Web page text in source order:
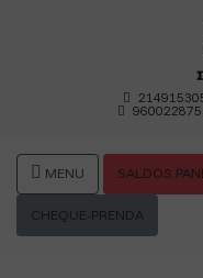
960022875
MENU SALDOS
CHEQUE-PRENDA